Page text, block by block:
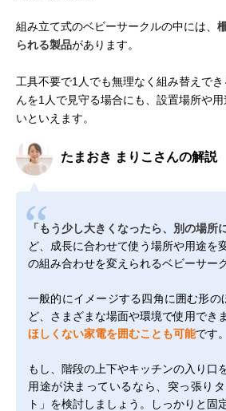
組み立て式のベビーサークルの中には、
られる製品があります。
工具不要で1人でも無理なく組み替えで
んを1人で見守る場合にも、設置場所や
いといえます。
たまおき まりこさんの解説
「もう少し大きくなったら、別の場所
ど、成長に合わせて使う場所や用途を
の組み合わせを変えられるベビーサー
一般的にイメージする四角に囲む形の
ど、さまざまな場面や環境で使用でき
ほしくない家電を囲むことも可能です。
もし、階段の上下やキッチンの入り口
用途が決まっているなら、突っ張り
ト」を検討しましょう。しっかりと固